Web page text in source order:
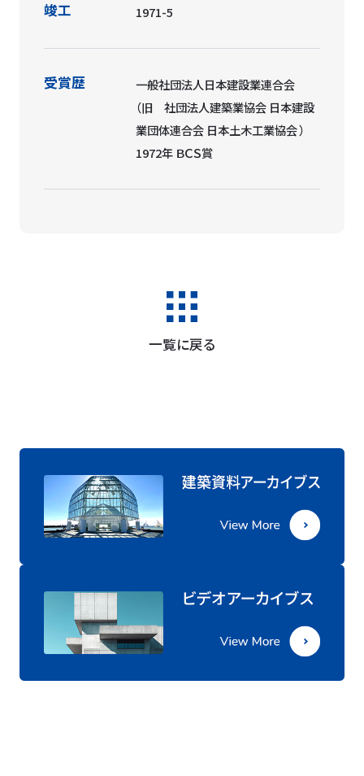
竣工 1971-5
受賞歴
一般社団法人日本建設業連合会
（旧 社団法人建築業協会 日本建設
業団体連合会 日本土木工業協会 ）
1972年 ＢＣＳ賞
一覧に戻る